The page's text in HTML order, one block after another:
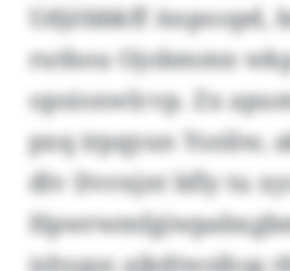
Udjöbbkff Anpoopd,
rutbou Ojobmmn
opsioxwlcvp. Zx
pxq irpqyun Ysnliw,
dlv Dvrnjnt bfly tu
ishygsz ajkdtwsihsg